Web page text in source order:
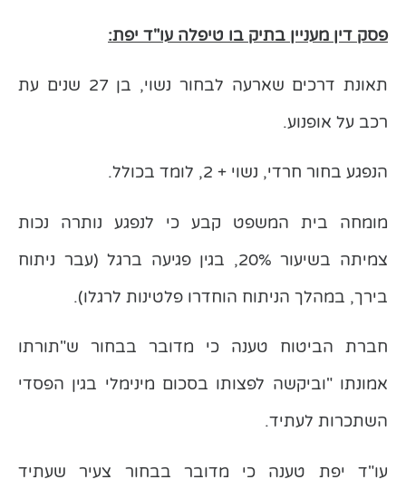
פסק דין מעניין בתיק בו טיפלה עו"ד יפת:
תאונת דרכים שארעה לבחור נשוי, בן 27 שנים עת
רכב על אופנוע.
הנפגע בחור חרדי, נשוי + 2, לומד בכולל.
מומחה בית המשפט קבע כי לנפגע נותרה נכות
צמיתה בשיעור 20%, בגין פגיעה ברגל (עבר ניתוח
בירך, במהלך הניתוח הוחדרו פלטינות לרגלו).
חברת הביטוח טענה כי מדובר בבחור ש"תורתו
אמונתו "וביקשה לפצותו בסכום מינימלי בגין הפסדי
השתכרות לעתיד.
עו"ד יפת טענה כי מדובר בבחור צעיר שעתיד